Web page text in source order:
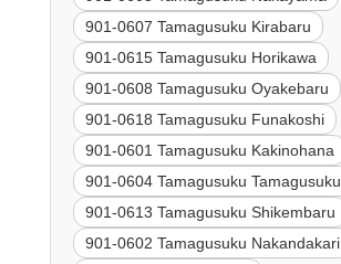
901-0607 Tamagusuku Kirabaru
901-0615 Tamagusuku Horikawa
901-0608 Tamagusuku Oyakebaru
901-0618 Tamagusuku Funakoshi
901-0601 Tamagusuku Kakinohana
901-0604 Tamagusuku Tamagusuku
901-0613 Tamagusuku Shikembaru
901-0602 Tamagusuku Nakandakari